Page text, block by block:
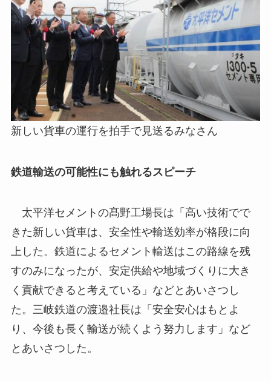
新しい貨車の運行を拍手で見送るみなさん
鉄道輸送の可能性にも触れるスピーチ
太平洋セメントの髙野工場長は「高い技術でで
きた新しい貨車は、安全性や輸送効率が格段に向
上した。鉄道によるセメント輸送はこの路線を残
すのみになったが、安定供給や地域づくりに大き
く貢献できると考えている」などとあいさつし
た。三岐鉄道の渡邉社長は「安全安心はもとよ
り、今後も長く輸送が続くよう努力します」など
とあいさつした。